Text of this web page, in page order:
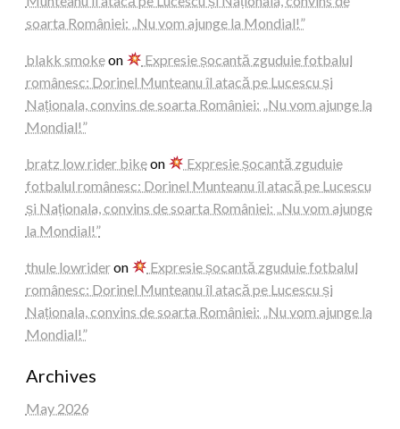
soarta României: „Nu vom ajunge la Mondial!”
blakk smokeon
Expresie șocantă zguduie fotbalul
românesc: Dorinel Munteanu îl atacă pe Lucescu și
Naționala, convins de soarta României: „Nu vom ajunge la
Mondial!”
bratz low rider bikeon
Expresie șocantă zguduie
fotbalul românesc: Dorinel Munteanu îl atacă pe Lucescu
și Naționala, convins de soarta României: „Nu vom ajunge
la Mondial!”
thule lowrideron
Expresie șocantă zguduie fotbalul
românesc: Dorinel Munteanu îl atacă pe Lucescu și
Naționala, convins de soarta României: „Nu vom ajunge la
Mondial!”
Archives
May 2026